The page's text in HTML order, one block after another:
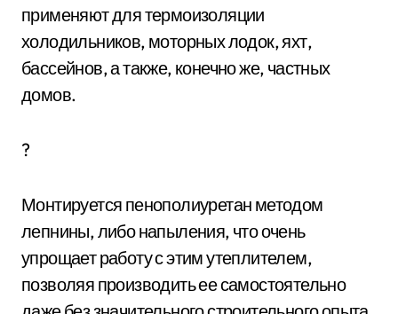
применяют для термоизоляции
холодильников, моторных лодок, яхт,
бассейнов, а также, конечно же, частных
домов.
?
Монтируется пенополиуретан методом
лепнины, либо напыления, что очень
упрощает работу с этим утеплителем,
позволяя производить ее самостоятельно